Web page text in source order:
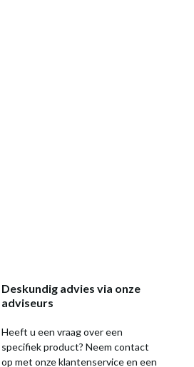
Deskundig advies via onze
adviseurs
Heeft u een vraag over een
specifiek product? Neem contact
op met onze klantenservice en een